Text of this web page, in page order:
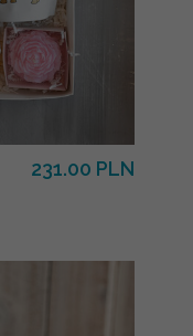
231.00 PLN